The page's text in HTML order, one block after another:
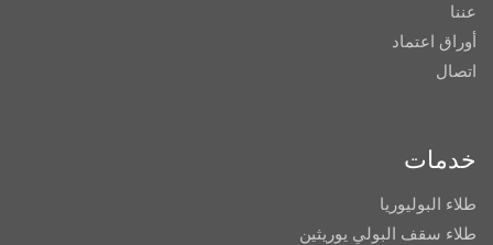
عننا
أوراق اعتماد
اتصال
خدمات
طلاء البوليوريا
طلاء سقف البولي يوريثين